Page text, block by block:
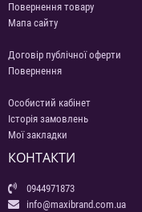
Повернення товару
Мапа сайту
Договір публічної оферти
Повернення
Особистий кабінет
Історія замовлень
Мої закладки
КОНТАКТИ
0944971873
info@maxibrand.com.ua